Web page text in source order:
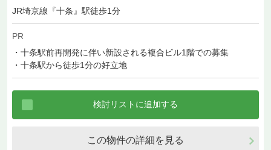
JR埼京線『十条』駅徒歩1分
PR
・十条駅前再開発に伴い新設される複合ビル1階での募集
・十条駅から徒歩1分の好立地
この物件の詳細を見る